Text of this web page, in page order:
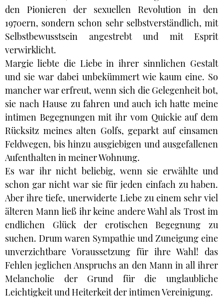
den Pionieren der sexuellen Revolution in den
1970ern, sondern schon sehr selbstverständlich, mit
Selbstbewusstsein angestrebt und mit Esprit
verwirklicht.
Margie liebte die Liebe in ihrer sinnlichen Gestalt
und sie war dabei unbekümmert wie kaum eine. So
mancher war erfreut, wenn sich die Gelegenheit bot,
sie nach Hause zu fahren und auch ich hatte meine
intimen Begegnungen mit ihr vom Quickie auf dem
Rücksitz meines alten Golfs, geparkt auf einsamen
Feldwegen, bis hinzu ausgiebigen und ausgefallenen
Aufenthalten in meiner Wohnung.
Es war ihr nicht beliebig, wenn sie erwählte und
schon gar nicht war sie für jeden einfach zu haben.
Aber ihre tiefe, unerwiderte Liebe zu einem sehr viel
älteren Mann ließ ihr keine andere Wahl als Trost im
endlichen Glück der erotischen Begegnung zu
suchen. Drum waren Sympathie und Zuneigung eine
unverzichtbare Voraussetzung für ihre Wahl! das
Fehlen jeglichen Anspruchs an den Mann in all ihrer
Melancholie der Grund für die unglaubliche
Leichtigkeit und Heiterkeit der intimen Vereinigung.